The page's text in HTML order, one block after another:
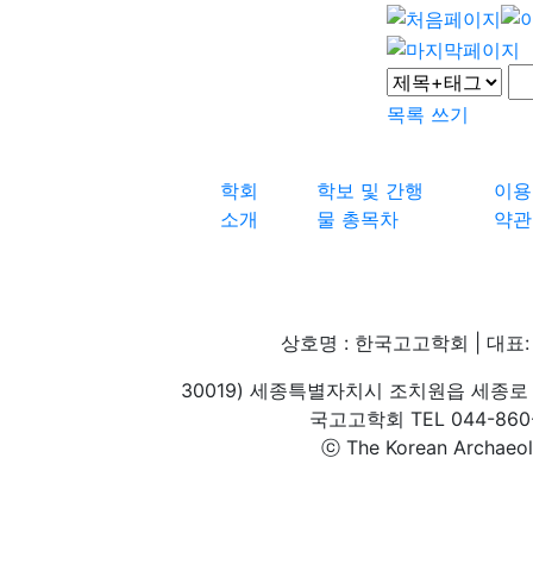
목록 쓰기
학회
소개
학보 및 간행
물 총목차
이용
약관
상호명 : 한국고고학회 | 대
30019) 세종특별자치시 조치원읍 세종
국고고학회 TEL 044-
ⓒ The Korean